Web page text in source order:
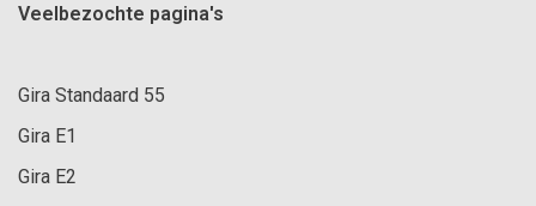
Veelbezochte pagina's
Gira Standaard 55
Gira E1
Gira E2